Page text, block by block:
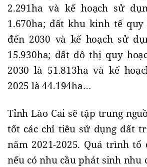
2.291ha và kế hoạch sử
1.670ha; đất khu kinh tế quy
đến 2030 và kế hoạch sử
15.930ha; đất đô thị quy
2030 là 51.813ha và kế
2025 là 44.194ha…
Tỉnh Lào Cai sẽ tập trung
tốt các chỉ tiêu sử dụng đất
năm 2021-2025. Quá trình tổ
nếu có nhu cầu phát sinh nhu